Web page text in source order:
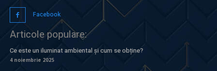
Facebook
Articole populare:
Ce este un iluminat ambiental și cum se obține?
4 noiembrie 2025